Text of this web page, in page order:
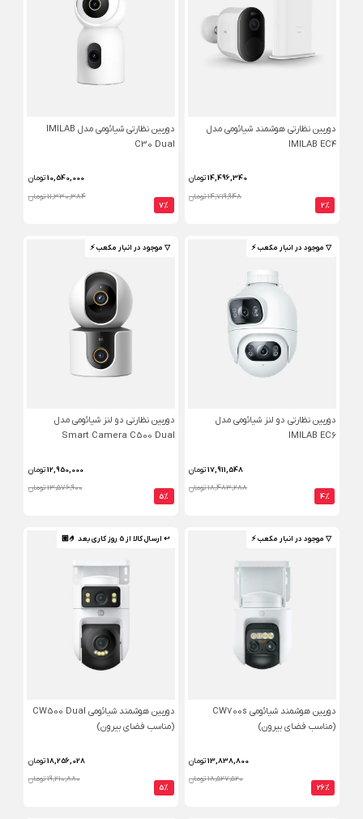
دوربین نظارتی هوشمند شیائومی مدل
IMILAB EC4
14,496,340تومان
14,719,948 تومان
2%
دوربین نظارتی شیائومی مدل IMILAB
C30 Dual
10,540,000تومان
11,330,384 تومان
7%
▽ موجود در انبار مکعب ⚡️
دوربین نظارتی دو لنز شیائومی مدل
IMILAB EC6
17,911,548تومان
18,483,288 تومان
4%
▽ موجود در انبار مکعب ⚡️
دوربین نظارتی دو لنز شیائومی مدل
Smart Camera C500 Dual
12,950,000تومان
13,576,900 تومان
5%
▽ موجود در انبار مکعب ⚡️
دوربین هوشمند شیائومی CW700s
(مناسب فضای بیرون)
13,838,800تومان
18,527,520 تومان
26%
↩ ارسال کالا از 5 روز کاری بعد 🤌🏼
دوربین هوشمند شیائومی CW500 Dual
(مناسب فضای بیرون)
18,256,028تومان
19,210,880 تومان
5%